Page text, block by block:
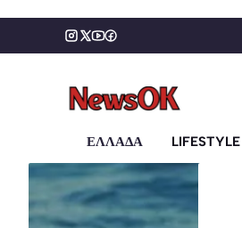
περιεχόμενο
ΕΛΛΑΔΑ LIFESTYLE